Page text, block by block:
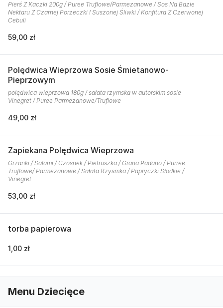
Pierś Z Kaczki 200g / Puree Truflowe/Parmezanowe / Sos Na Bazie
Nektaru Z Czarnej Porzeczki I Suszonej Śliwki / Konfitura Z Czerwonej
Cebuli
59,00 zł
Polędwica Wieprzowa Sosie Śmietanowo-
Pieprzowym
polędwica wieprzowa 180g / sałata rzymska w autorskim sosie
Vinegret / Puree Parmezanowe/Truflowe
49,00 zł
Zapiekana Polędwica Wieprzowa
Grzanki / Salami / Czosnek / Pietruszka / Grana Padano / Purree
Truflowe/ Parmezanowe / Sałata Rzysmka / Papryczki Słodkie /
Vinegret
53,00 zł
torba papierowa
1,00 zł
Menu Dziecięce